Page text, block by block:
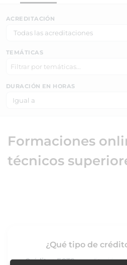
ACREDITACIÓN
TEMÁTICAS
DURACIÓN EN HORAS
Formaciones
técnicos
¿Qué tipo de
Créditos ECTS: acreditación